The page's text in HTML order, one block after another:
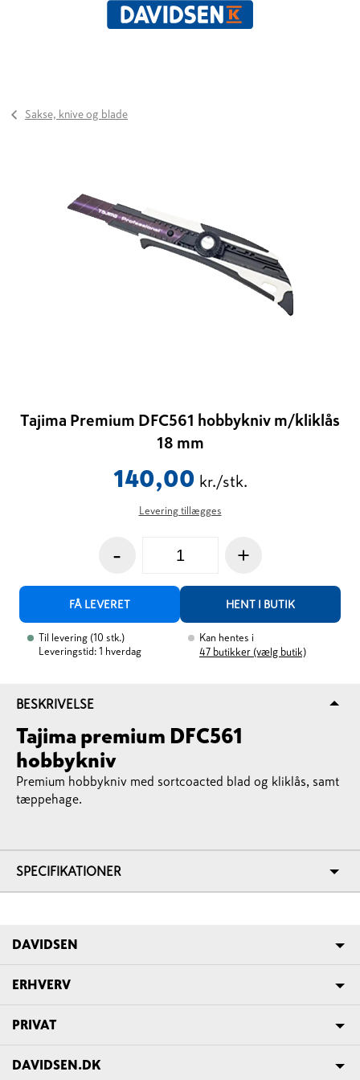
Sakse, knive og blade
Tajima Premium DFC561 hobbykniv m/kliklås
18 mm
140,00 kr./stk.
Levering tillægges
- +
FÅ LEVERET HENT I BUTIK
Til levering (10 stk.)
Leveringstid: 1 hverdag
Kan hentes i
47 butikker (vælg butik)
BESKRIVELSE
Tajima premium DFC561
hobbykniv
Premium hobbykniv med sortcoacted blad og kliklås, samt
tæppehage.
SPECIFIKATIONER
DAVIDSEN
ERHVERV
PRIVAT
DAVIDSEN.DK